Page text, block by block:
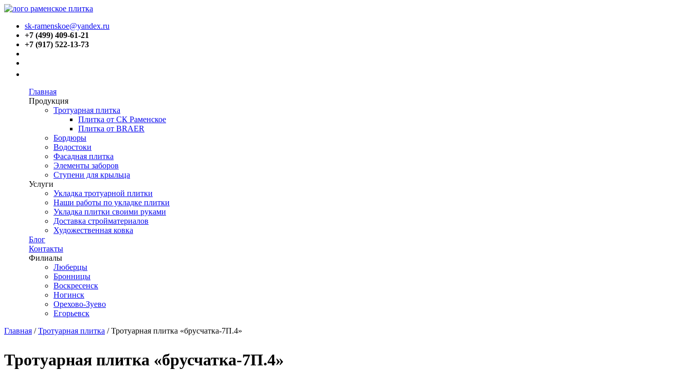
sk-ramenskoe@yandex.ru
+7 (499) 409-61-21
+7 (917) 522-13-73
Главная
Продукция
Тротуарная плитка
Плитка от СК Раменское
Плитка от BRAER
Бордюры
Водостоки
Фасадная плитка
Элементы заборов
Ступени для крыльца
Услуги
Укладка тротуарной плитки
Наши работы по укладке плитки
Укладка плитки своими руками
Доставка стройматериалов
Художественная ковка
Блог
Контакты
Филиалы
Люберцы
Бронницы
Воскресенск
Ногинск
Орехово-Зуево
Егорьевск
Главная / Тротуарная плитка / Тротуарная плитка «брусчатка-7П.4»
Тротуарная плитка «брусчатка-7П.4»